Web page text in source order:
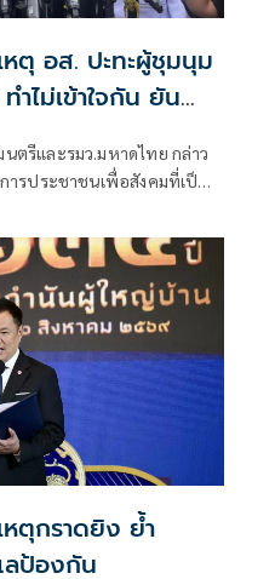
ตุ อส. ปะทะผู้ชุมนุม
ไม่เข้าใจกัน ยัน
ตรีและรมว.มหาดไทย กล่าว
ารประชาชนเพื่อสังคมที่เป็น
ลายอย่างไรหรือไม่ ว่า เมื่อวัน
ตุกราดยิง ย้ำ
ป้องกัน